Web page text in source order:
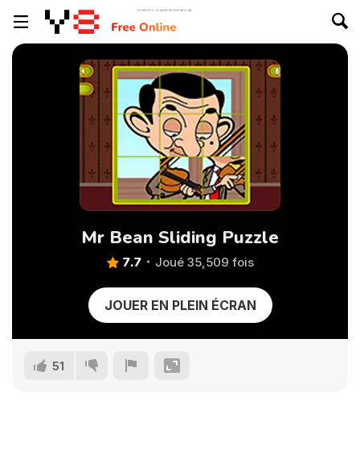
Mr Bean Sliding Puzzle
7.7 Joué 35,509 fois
JOUER EN PLEIN ÉCRAN
51